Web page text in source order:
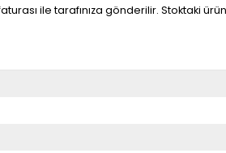
ile tarafınıza gönderilir. Stoktaki